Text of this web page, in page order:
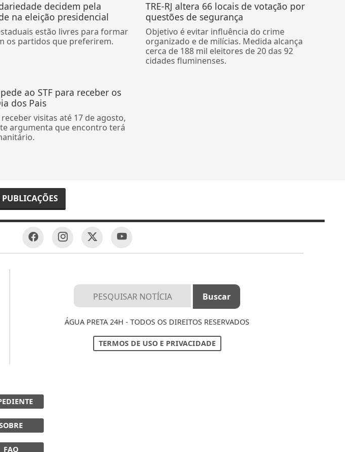
decidem pela
na eleição presidencial
estão livres para formar
os partidos que preferirem.
TRE-RJ altera 66 locais de votação por
questões de segurança
Objetivo é evitar influência do crime
organizado e de milícias. Medida alcança
cerca de 188 mil eleitores de 20 das 92
cidades fluminenses.
ao STF para receber os
dos Pais
visitas até 17 de agosto,
argumenta que encontro terá
ÁGUA PRETA 24H - TODOS OS DIREITOS RESERVADOS
TERMOS DE USO E PRIVACIDADE
FAQ